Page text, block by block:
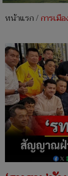
หน้าแรก/การเมือ